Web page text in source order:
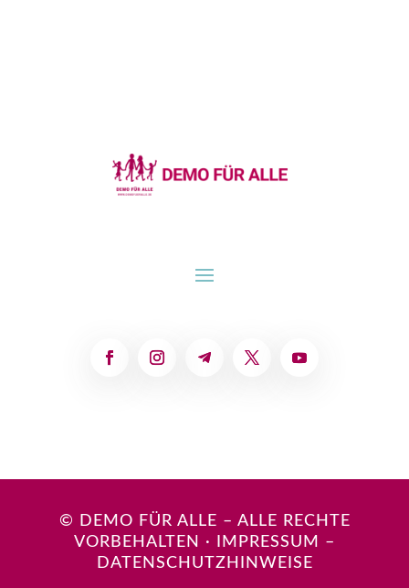
© DEMO FÜR ALLE – ALLE RECHTE
VORBEHALTEN · IMPRESSUM
–
DATENSCHUTZHINWEISE